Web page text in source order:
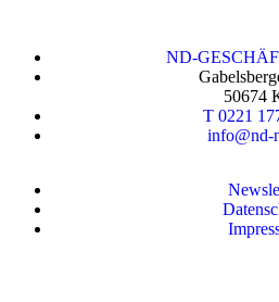
ND-
50674
T 0221
info@nd-